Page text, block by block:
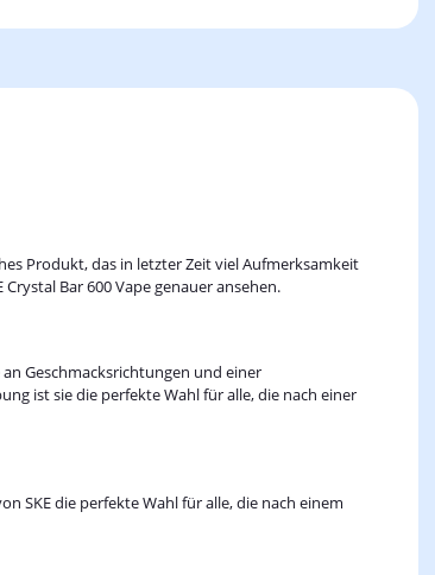
Produkt, das in letzter Zeit viel Aufmerksamkeit
Bar 600 Vape genauer ansehen.
Geschmacksrichtungen und einer
ist sie die perfekte Wahl für alle, die nach einer
SKE die perfekte Wahl für alle, die nach einem